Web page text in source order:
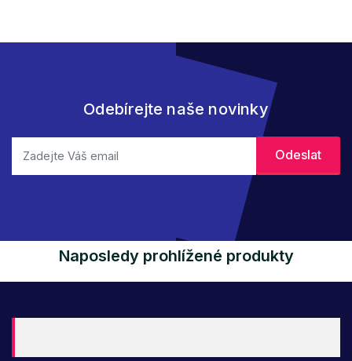
Odebírejte naše novinky
Naposledy prohlížené produkty